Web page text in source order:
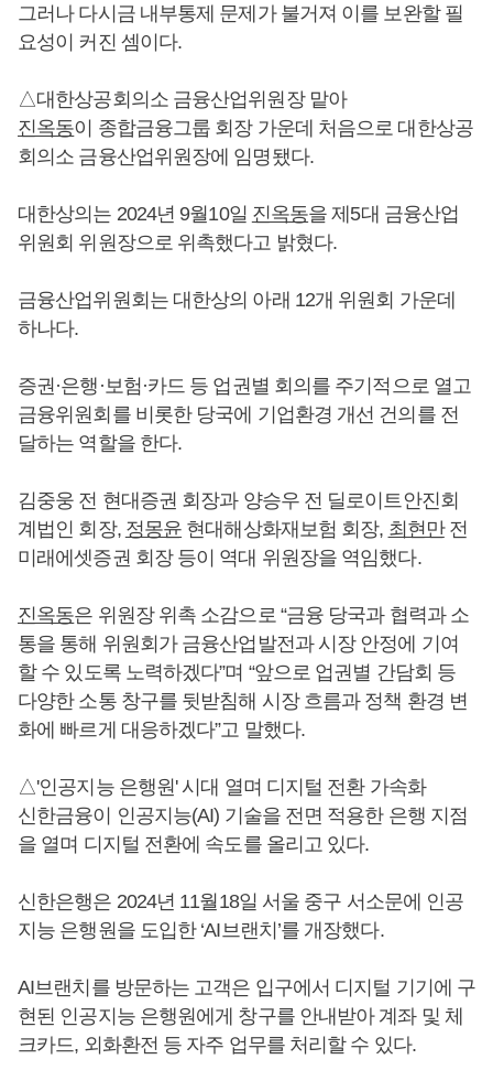
그러나 다시금 내부통제 문제가 불거져 이를 보완할 필
요성이 커진 셈이다.
△대한상공회의소 금융산업위원장 맡아
진옥동이 종합금융그룹 회장 가운데 처음으로 대한상공
회의소 금융산업위원장에 임명됐다.
대한상의는 2024년 9월10일 진옥동을 제5대 금융산업
위원회 위원장으로 위촉했다고 밝혔다.
금융산업위원회는 대한상의 아래 12개 위원회 가운데
하나다.
증권·은행·보험·카드 등 업권별 회의를 주기적으로 열고
금융위원회를 비롯한 당국에 기업환경 개선 건의를 전
달하는 역할을 한다.
김중웅 전 현대증권 회장과 양승우 전 딜로이트안진회
계법인 회장, 정몽윤 현대해상화재보험 회장, 최현만전
미래에셋증권 회장 등이 역대 위원장을 역임했다.
진옥동은 위원장 위촉 소감으로 “금융 당국과 협력과 소
통을 통해 위원회가 금융산업발전과 시장 안정에 기여
할 수 있도록 노력하겠다”며 “앞으로 업권별 간담회 등
다양한 소통 창구를 뒷받침해 시장 흐름과 정책 환경 변
화에 빠르게 대응하겠다”고 말했다.
△'인공지능 은행원' 시대 열며 디지털 전환 가속화
신한금융이 인공지능(AI) 기술을 전면 적용한 은행 지점
을 열며 디지털 전환에 속도를 올리고 있다.
신한은행은 2024년 11월18일 서울 중구 서소문에 인공
지능 은행원을 도입한 ‘AI브랜치’를 개장했다.
AI브랜치를 방문하는 고객은 입구에서 디지털 기기에 구
현된 인공지능 은행원에게 창구를 안내받아 계좌 및 체
크카드, 외화환전 등 자주 업무를 처리할 수 있다.